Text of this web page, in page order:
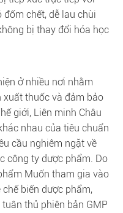
chết, dễ lau chùi
bị thay đổi hóa học
ở nhiều nơi nhằm
xuất thuốc và đảm bảo
giới, Liên minh Châu
nhau của tiêu chuẩn
cầu nghiêm ngặt về
công ty dược phẩm. Do
Muốn tham gia vào
biến dược phẩm,
thủ phiên bản GMP